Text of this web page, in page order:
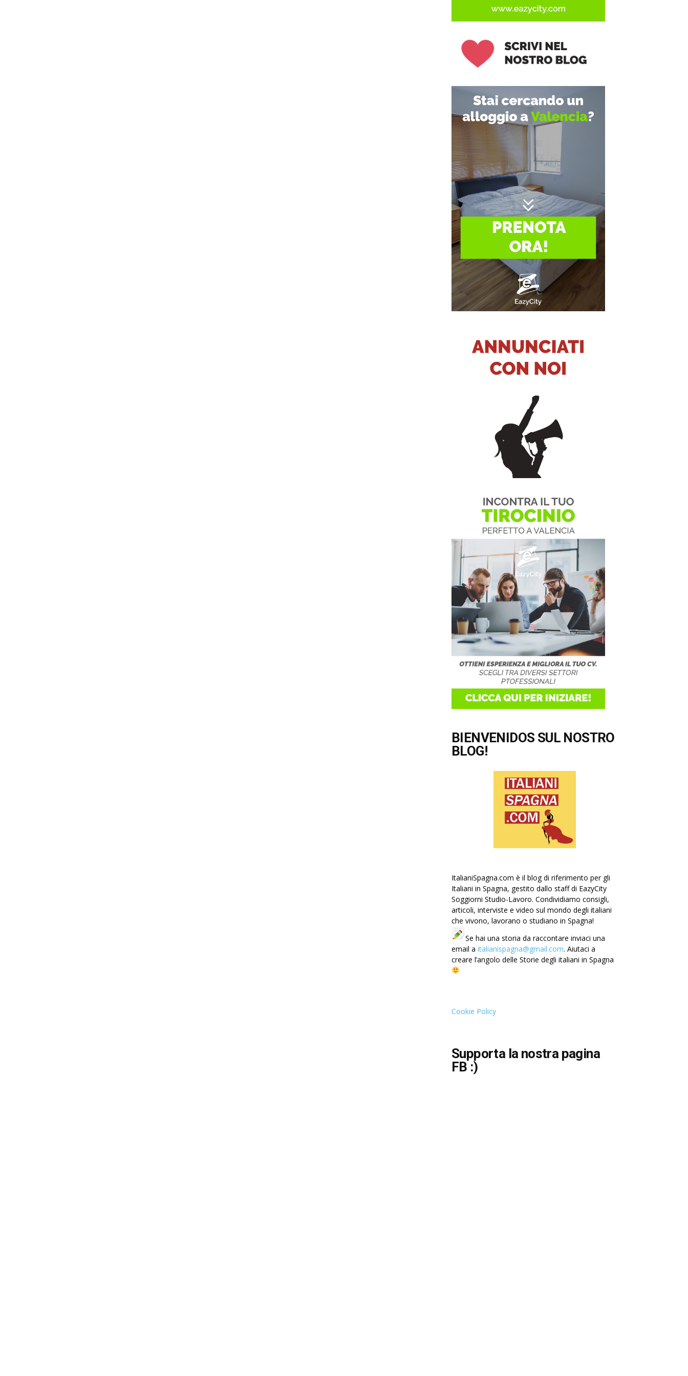
BIENVENIDOS SUL NOSTRO
BLOG!
ItalianiSpagna.com è il blog di riferimento per gli
Italiani in Spagna, gestito dallo staff di EazyCity
Soggiorni Studio-Lavoro. Condividiamo consigli,
articoli, interviste e video sul mondo degli italiani
che vivono, lavorano o studiano in Spagna!
Se hai una storia da raccontare inviaci una
email a italianispagna@gmail.com. Aiutaci a
creare l’angolo delle Storie degli italiani in Spagna
Cookie Policy
Supporta la nostra pagina
FB :)